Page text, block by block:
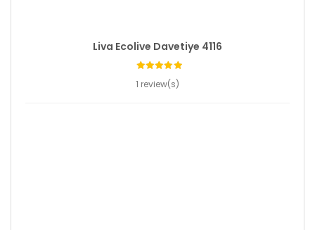
Liva Ecolive Davetiye 4116
1 review(s)